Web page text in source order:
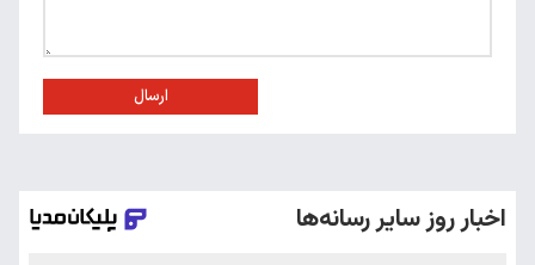
ارسال